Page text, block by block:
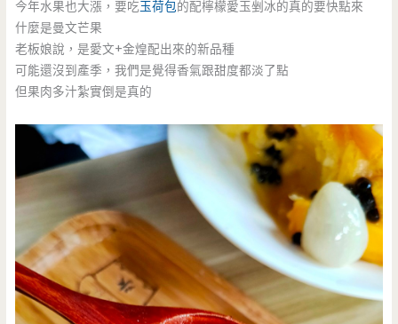
今年水果也大漲，要吃玉荷包的配檸檬愛玉剉冰的真的要快點來
什麼是曼文芒果
老板娘說，是愛文+金煌配出來的新品種
可能還沒到產季，我們是覺得香氣跟甜度都淡了點
但果肉多汁紮實倒是真的